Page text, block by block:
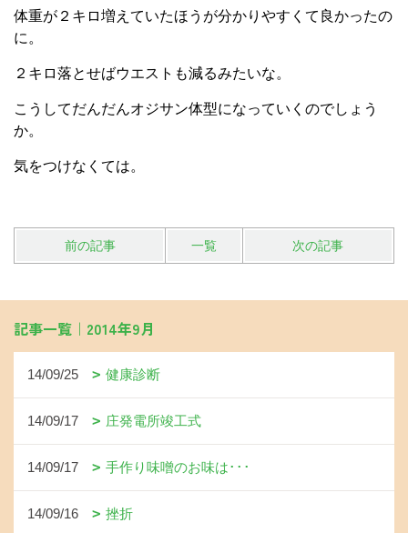
体重が２キロ増えていたほうが分かりやすくて良かったの
に。
２キロ落とせばウエストも減るみたいな。
こうしてだんだんオジサン体型になっていくのでしょう
か。
気をつけなくては。
前の記事 一覧 次の記事
記事一覧｜2014年9月
14/09/25 健康診断
14/09/17 庄発電所竣工式
14/09/17 手作り味噌のお味は･･･
14/09/16 挫折